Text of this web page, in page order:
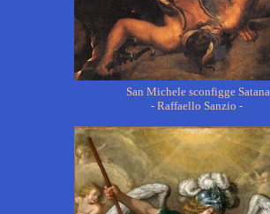
San Michele sconfigge Satana
- Raffaello Sanzio -